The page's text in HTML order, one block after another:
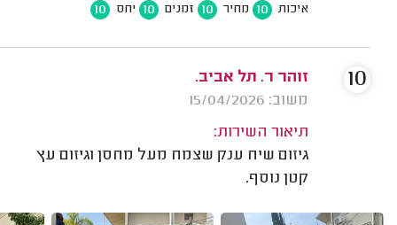
איכות 10 מחיר 10 זמנים 10 יחס 10
זוהר ר. תל אביב.
משוב: 15/04/2026
תיאור השירות:
גיזום שיח ענק שצמח מעל מחסן וגיזום עץ
קטן נוסף.
10